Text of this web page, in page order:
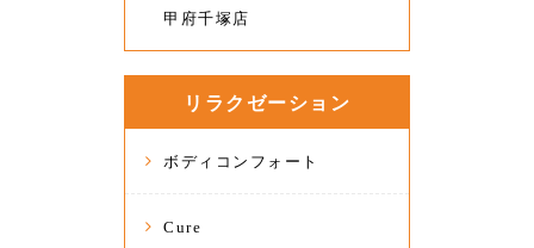
甲府千塚店
リラクゼーション
ボディコンフォート
Cure